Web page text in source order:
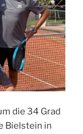
die 34 Grad
Bielstein in